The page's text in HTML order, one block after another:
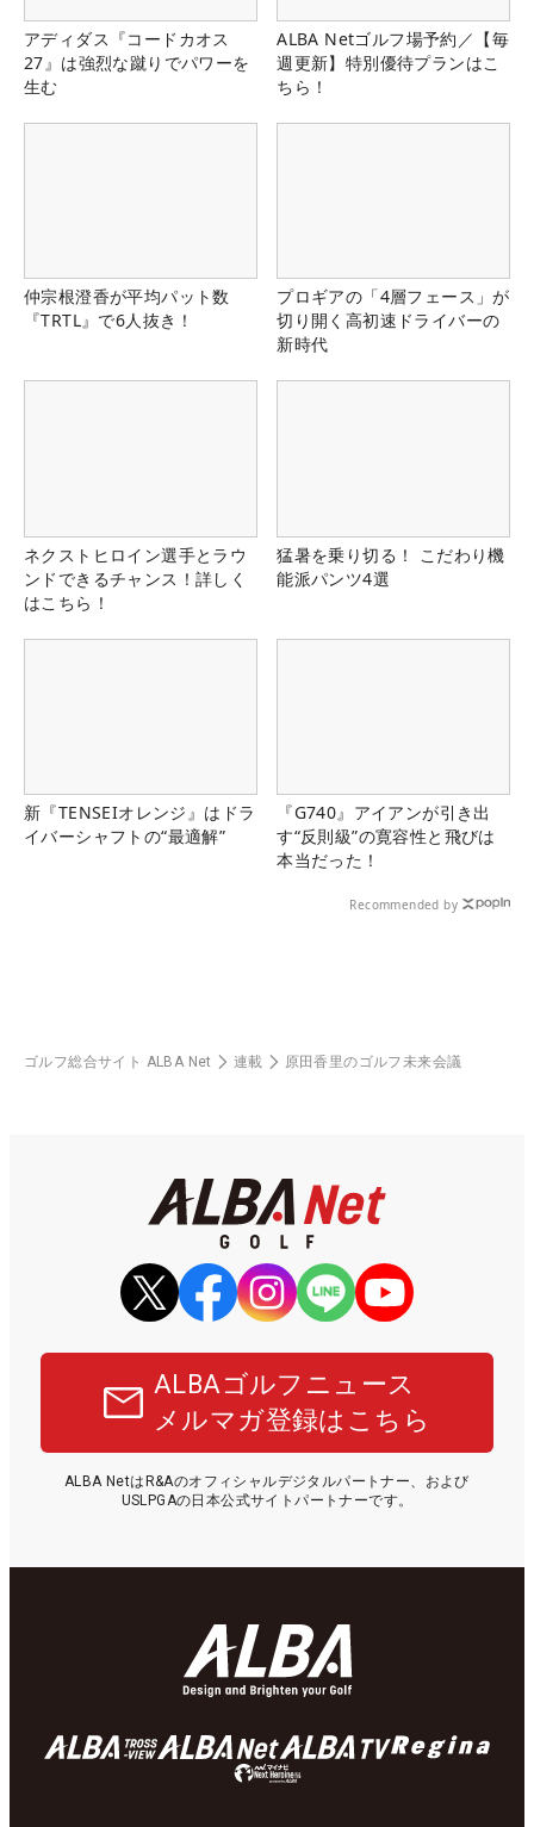
アディダス『コードカオス
27』は強烈な蹴りでパワーを
生む
ALBA Netゴルフ場予約／【毎
週更新】特別優待プランはこ
ちら！
仲宗根澄香が平均パット数
『TRTL』で6人抜き！
プロギアの「4層フェース」が
切り開く高初速ドライバーの
新時代
ネクストヒロイン選手とラウ
ンドできるチャンス！詳しく
はこちら！
猛暑を乗り切る！ こだわり機
能派パンツ4選
新『TENSEIオレンジ』はドラ
イバーシャフトの“最適解”
『G740』アイアンが引き出
す“反則級”の寛容性と飛びは
本当だった！
Recommended by
ゴルフ総合サイト ALBA Net 連載 原田香里のゴルフ未来会議
ALBAゴルフニュース
メルマガ登録はこちら
ALBA NetはR&Aのオフィシャルデジタルパートナー、および
USLPGAの日本公式サイトパートナーです。